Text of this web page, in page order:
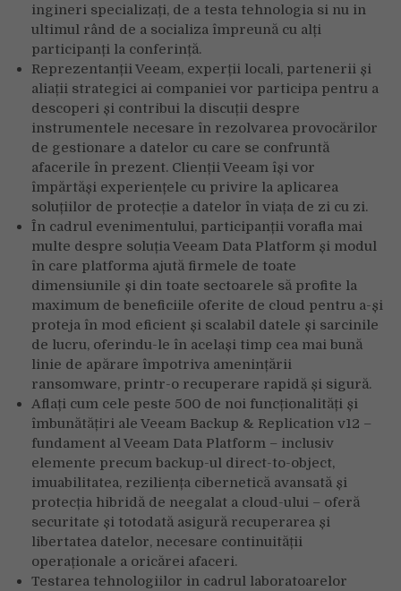
ingineri specializați, de a testa tehnologia si nu in
ultimul rând de a socializa împreună cu alți
participanți la conferință.
Reprezentanții Veeam, experții locali, partenerii și
aliații strategici ai companiei vor participa pentru a
descoperi și contribui la discuții despre
instrumentele necesare în rezolvarea provocărilor
de gestionare a datelor cu care se confruntă
afacerile în prezent. Clienții Veeam își vor
împărtăși experiențele cu privire la aplicarea
soluțiilor de protecție a datelor în viața de zi cu zi.
În cadrul evenimentului, participanții vorafla mai
multe despre soluția Veeam Data Platform și modul
în care platforma ajută firmele de toate
dimensiunile și din toate sectoarele să profite la
maximum de beneficiile oferite de cloud pentru a-și
proteja în mod eficient și scalabil datele și sarcinile
de lucru, oferindu-le în același timp cea mai bună
linie de apărare împotriva amenințării
ransomware, printr-o recuperare rapidă și sigură.
Aflați cum cele peste 500 de noi funcționalități și
îmbunătățiri ale Veeam Backup & Replication v12 –
fundament al Veeam Data Platform – inclusiv
elemente precum backup-ul direct-to-object,
imuabilitatea, reziliența cibernetică avansată și
protecția hibridă de neegalat a cloud-ului – oferă
securitate și totodată asigură recuperarea și
libertatea datelor, necesare continuității
operaționale a oricărei afaceri.
Testarea tehnologiilor in cadrul laboratoarelor